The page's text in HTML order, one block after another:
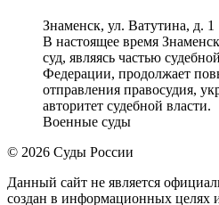
Знаменск, ул. Ватутина, д. 1
В настоящее время
суд, являясь частью
Федерации, продолжает
отправления правосудия,
авторитет судебной власти.
Военные суды
© 2026 Суды России
Данный сайт не является
создан в информационных целях